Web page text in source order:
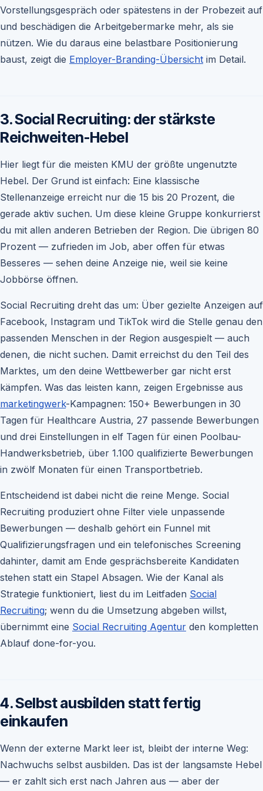
Vorstellungsgespräch oder spätestens in der Probezeit auf
und beschädigen die Arbeitgebermarke mehr, als sie
nützen. Wie du daraus eine belastbare Positionierung
baust, zeigt die Employer-Branding-Übersicht im Detail.
3. Social Recruiting: der stärkste
Reichweiten-Hebel
Hier liegt für die meisten KMU der größte ungenutzte
Hebel. Der Grund ist einfach: Eine klassische
Stellenanzeige erreicht nur die 15 bis 20 Prozent, die
gerade aktiv suchen. Um diese kleine Gruppe konkurrierst
du mit allen anderen Betrieben der Region. Die übrigen 80
Prozent — zufrieden im Job, aber offen für etwas
Besseres — sehen deine Anzeige nie, weil sie keine
Jobbörse öffnen.
Social Recruiting dreht das um: Über gezielte Anzeigen auf
Facebook, Instagram und TikTok wird die Stelle genau den
passenden Menschen in der Region ausgespielt — auch
denen, die nicht suchen. Damit erreichst du den Teil des
Marktes, um den deine Wettbewerber gar nicht erst
kämpfen. Was das leisten kann, zeigen Ergebnisse aus
marketingwerk-Kampagnen: 150+ Bewerbungen in 30
Tagen für Healthcare Austria, 27 passende Bewerbungen
und drei Einstellungen in elf Tagen für einen Poolbau-
Handwerksbetrieb, über 1.100 qualifizierte Bewerbungen
in zwölf Monaten für einen Transportbetrieb.
Entscheidend ist dabei nicht die reine Menge. Social
Recruiting produziert ohne Filter viele unpassende
Bewerbungen — deshalb gehört ein Funnel mit
Qualifizierungsfragen und ein telefonisches Screening
dahinter, damit am Ende gesprächsbereite Kandidaten
stehen statt ein Stapel Absagen. Wie der Kanal als
Strategie funktioniert, liest du im Leitfaden Social
Recruiting; wenn du die Umsetzung abgeben willst,
übernimmt eine Social Recruiting Agentur den kompletten
Ablauf done-for-you.
4. Selbst ausbilden statt fertig
einkaufen
Wenn der externe Markt leer ist, bleibt der interne Weg:
Nachwuchs selbst ausbilden. Das ist der langsamste Hebel
— er zahlt sich erst nach Jahren aus — aber der